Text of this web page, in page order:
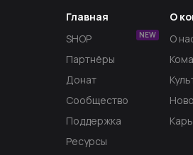
Главная
SHOP
NEW
Партнёры
Донат
Сообщество
Поддержка
Ресурсы
О
О